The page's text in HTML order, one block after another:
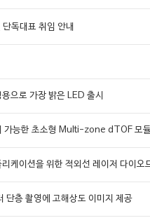
독대표 취임 안내
으로 가장 밝은 LED 출시
가능한 초소형 Multi-zone dTOF 모
케이션을 위한 적외선 레이저 다이오
단층 촬영에 고해상도 이미지 제공